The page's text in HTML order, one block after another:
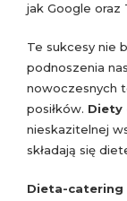
jak Google oraz
Te sukcesy nie
podnoszenia
nowoczesnych
posiłków. Diety
nieskazitelnej
składają się
Dieta-catering